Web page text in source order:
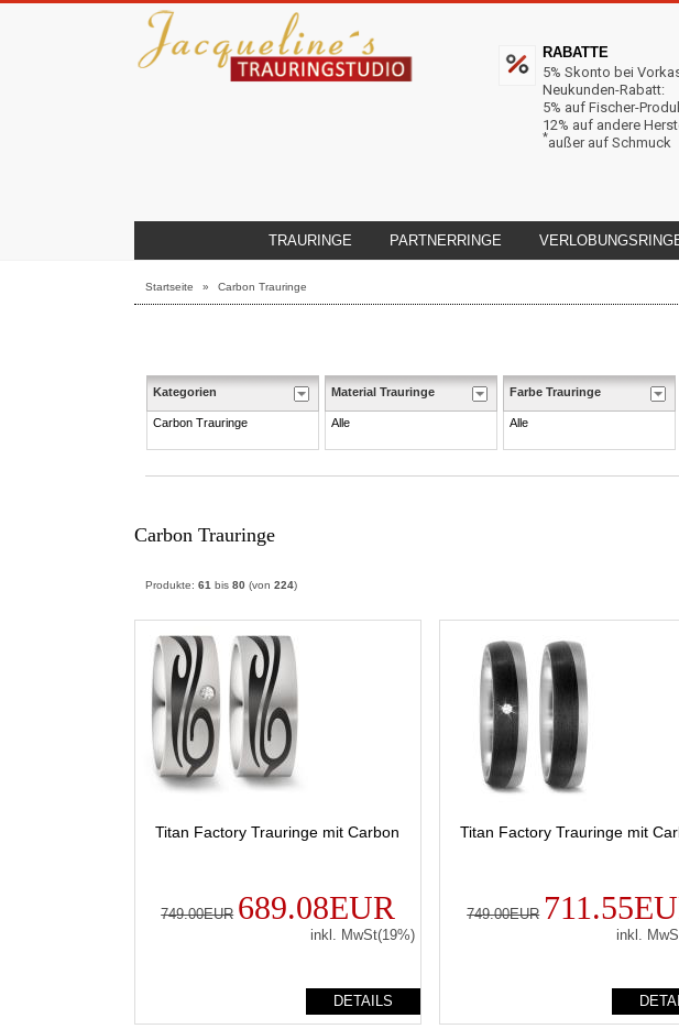
RABATTE
5% Skonto bei
Neukunden-Rabatt:
5% auf Fischer-
12% auf andere
*außer auf Schmuck
TRAURINGE PARTNERRINGE
Startseite » Carbon Trauringe
Kategorien
Carbon Trauringe
Material Trauringe
Alle
Farbe Trauringe
Alle
Carbon Trauringe
Produkte: 61 bis 80 (von 224)
Titan Factory Trauringe mit Carbon
749.00EUR 689.08EUR
inkl. MwSt(19%)
DETAILS
Titan Factory Trauringe mit
749.00EUR
inkl.